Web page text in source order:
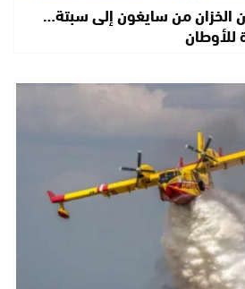
الخزان من سايغون إلى سبتة…
للأوطان